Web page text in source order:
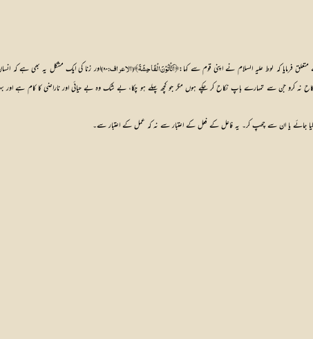
فرمایا کہ لوط علیہ السلام نے اپنی قوم سے کہا: ﴿اَتَاْتُوْنَ الْفَاحِشَۃَ﴾ (الاعراف:۸۰)
جائے یا ان سے چھپ کر۔ یہ فاعل کے فعل کے اعتبار سے نہ کہ عمل کے اعتبار سے۔